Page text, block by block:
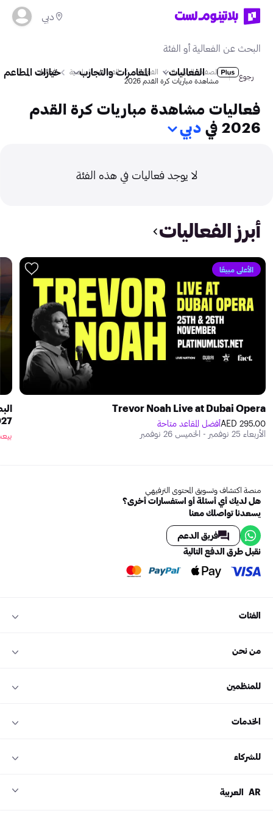
دبي
الفعاليات المغامرات والتجارب خيارات المطاعم رجوع
الصفحة الرئيسية الفعاليات الفعاليات الرياضية
فعاليات
مشاهدة مباريات كرة القدم 2026
فعاليات مشاهدة مباريات كرة القدم
2026 في
دبي
لا يوجد فعاليات في هذه الفئة
أبرز الفعاليات
الأعلى مبيعًا
Trevor Noah Live at Dubai Opera
295.00 AED
أفضل المقاعد متاحة
الأربعاء 25 نوفمبر - الخميس 26 نوفمبر
منصة اكتشاف وتسويق المحتوى الترفيهي
هل لديك أي أسئلة أو استفسارات أخرى؟
يسعدنا تواصلك معنا
فريق الدعم
نقبل طرق الدفع التالية
الفئات
من نحن
للمنظمين
الخدمات
للشركاء
AR العربية